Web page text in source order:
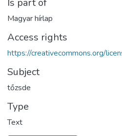
Magyar hírlap
Access rights
https://creativecommons.org/
Subject
tőzsde
Type
Text